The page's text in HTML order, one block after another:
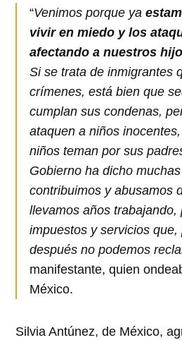
“Venimos porque ya
vivir en miedo y los
afectando a nuestros
Si se trata de inmigrantes
crímenes, está bien que
cumplan sus condenas,
ataquen a niños
niños teman por sus
Gobierno ha dicho
contribuimos y abusamos
llevamos años trabajando,
impuestos y servicios
después no podemos
manifestante, quien
México.
Silvia Antúnez, de México,